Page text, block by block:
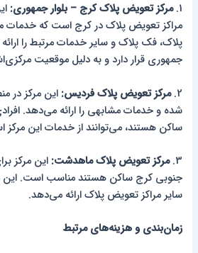
1. مرکز تعویض پلاک کرج – بلوار جمهوری:
مراکز تعویض پلاک در کرج است که خدمات
پلاک، فک پلاک و سایر خدمات مرتبط را
جمهوری قرار دارد و به دلیل موقعیت
2. مرکز تعویض پلاک فردیس: این مرکز در
شده و خدمات مشابهی را ارائه می‌دهد.
ساکن هستند، می‌توانند از خدمات این مرکز
3. مرکز تعویض پلاک ماهدشت: این مرکز
جنوبی کرج ساکن هستند مناسب است. این
سایر مراکز تعویض پلاک ارائه می‌دهد.
زمان‌بندی و هزینه‌های مرتبط